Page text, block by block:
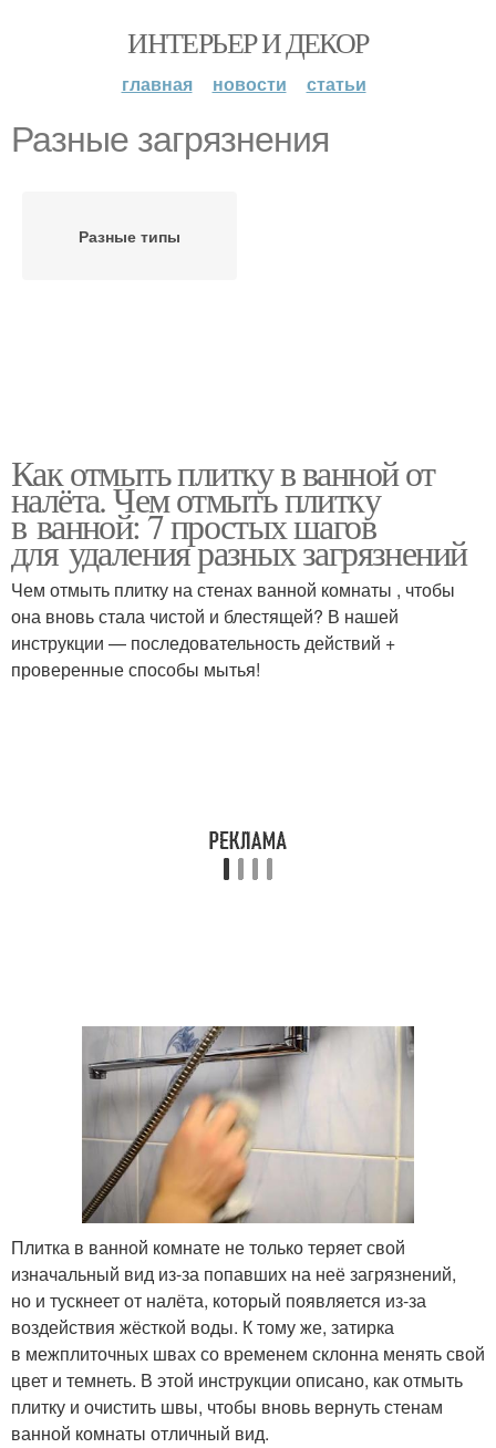
ИНТЕРЬЕР И ДЕКОР
главная новости статьи
Разные загрязнения
Разные типы
Как отмыть плитку в ванной от
налёта. Чем отмыть плитку
в ванной: 7 простых шагов
для удаления разных загрязнений
Чем отмыть плитку на стенах ванной комнаты , чтобы
она вновь стала чистой и блестящей? В нашей
инструкции — последовательность действий +
проверенные способы мытья!
Плитка в ванной комнате не только теряет свой
изначальный вид из-за попавших на неё загрязнений,
но и тускнеет от налёта, который появляется из-за
воздействия жёсткой воды. К тому же, затирка
в межплиточных швах со временем склонна менять свой
цвет и темнеть. В этой инструкции описано, как отмыть
плитку и очистить швы, чтобы вновь вернуть стенам
ванной комнаты отличный вид.